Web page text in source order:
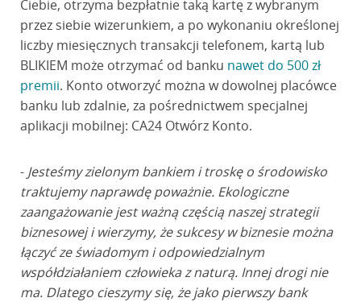
Ciebie, otrzyma bezpłatnie taką kartę z wybranym
przez siebie wizerunkiem, a po wykonaniu określonej
liczby miesięcznych transakcji telefonem, kartą lub
BLIKIEM może otrzymać od banku nawet do 500 zł
premii. Konto otworzyć można w dowolnej placówce
banku lub zdalnie, za pośrednictwem specjalnej
aplikacji mobilnej: CA24 Otwórz Konto.
- Jesteśmy zielonym bankiem i troskę o środowisko
traktujemy naprawdę poważnie. Ekologiczne
zaangażowanie jest ważną częścią naszej strategii
biznesowej i wierzymy, że sukcesy w biznesie można
łączyć ze świadomym i odpowiedzialnym
współdziałaniem człowieka z naturą. Innej drogi nie
ma. Dlatego cieszymy się, że jako pierwszy bank